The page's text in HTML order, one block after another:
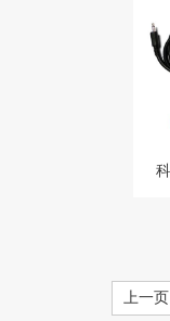
上一页